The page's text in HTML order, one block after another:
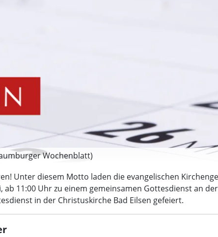
Wochenblatt)
Unter diesem Motto laden die evangelischen
11:00 Uhr zu einem gemeinsamen Gottesdienst an
in der Christuskirche Bad Eilsen gefeiert.